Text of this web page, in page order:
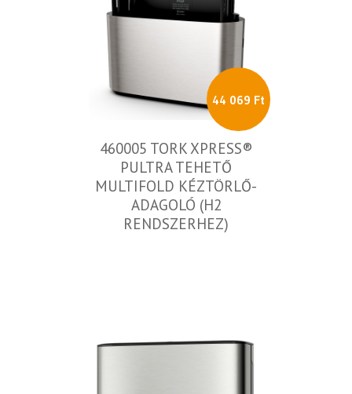
44 069 Ft
460005 TORK XPRESS®
PULTRA TEHETŐ
MULTIFOLD KÉZTÖRLŐ-
ADAGOLÓ (H2
RENDSZERHEZ)